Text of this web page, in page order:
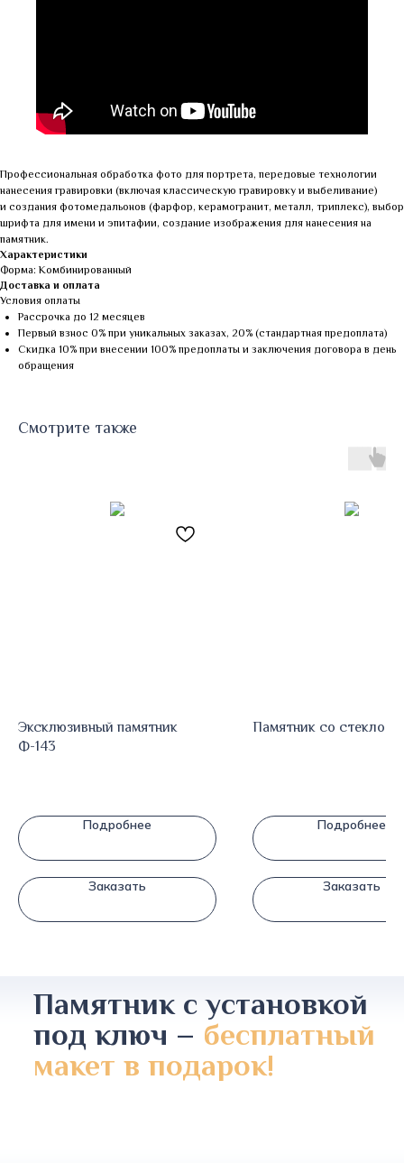
Профессиональная обработка фото для портрета, передовые технологии
нанесения гравировки (включая классическую гравировку и выбеливание)
и создания фотомедальонов (фарфор, керамогранит, металл, триплекс), выбор
шрифта для имени и эпитафии, создание изображения для нанесения на
памятник.
Характеристики
Форма: Комбинированный
Доставка и оплата
Условия оплаты
Рассрочка до 12 месяцев
Первый взнос 0% при уникальных заказах, 20% (стандартная предоплата)
Скидка 10% при внесении 100% предоплаты и заключения договора в день
обращения
Смотрите также
Эксклюзивный памятник
Ф-143
Подробнее
Заказать
Памятник со стеклом
Подробнее
Заказать
Памятник с установкой
под ключ – бесплатный
макет в подарок!